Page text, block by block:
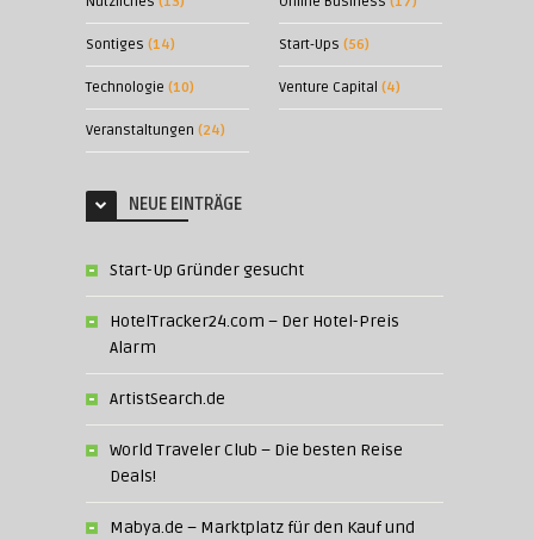
Sontiges (14) Start-Ups (56)
Technologie (10) Venture Capital (4)
Veranstaltungen (24)
NEUE EINTRÄGE
Start-Up Gründer gesucht
HotelTracker24.com – Der Hotel-Preis
Alarm
ArtistSearch.de
World Traveler Club – Die besten Reise
Deals!
Mabya.de – Marktplatz für den Kauf und